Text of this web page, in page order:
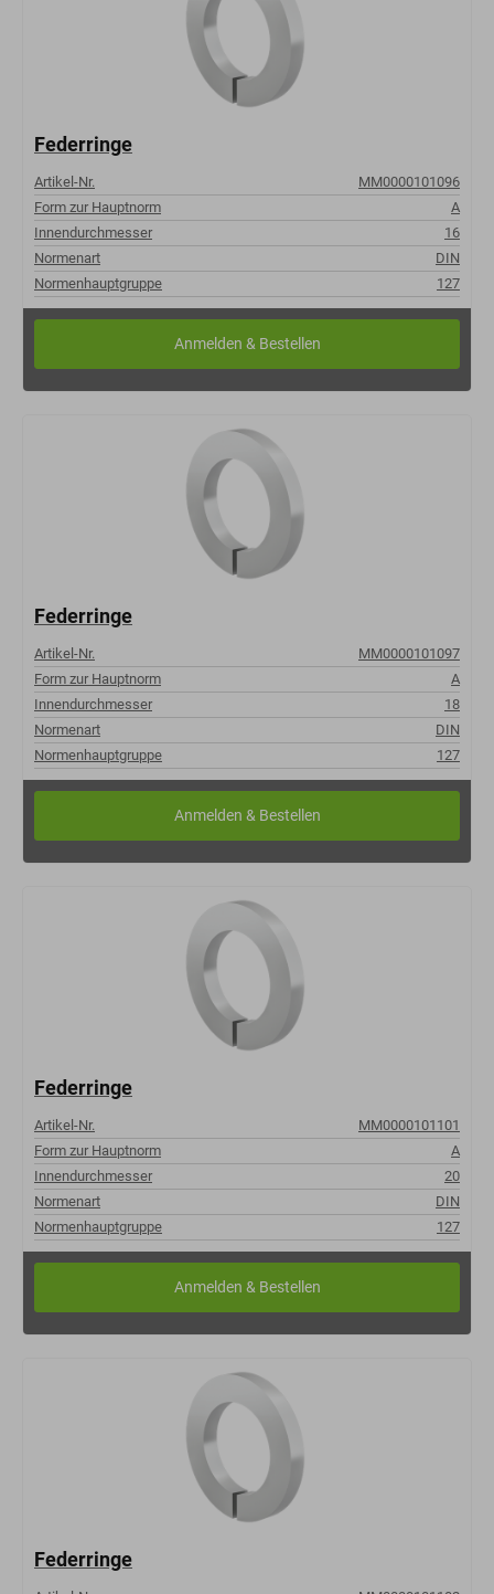
Federringe
Artikel-Nr.
MM0000101096
Form zur Hauptnorm
A
Innendurchmesser
16
Normenart
DIN
Normenhauptgruppe
127
Federringe
Artikel-Nr.
MM0000101097
Form zur Hauptnorm
A
Innendurchmesser
18
Normenart
DIN
Normenhauptgruppe
127
Federringe
Artikel-Nr.
MM0000101101
Form zur Hauptnorm
A
Innendurchmesser
20
Normenart
DIN
Normenhauptgruppe
127
Federringe